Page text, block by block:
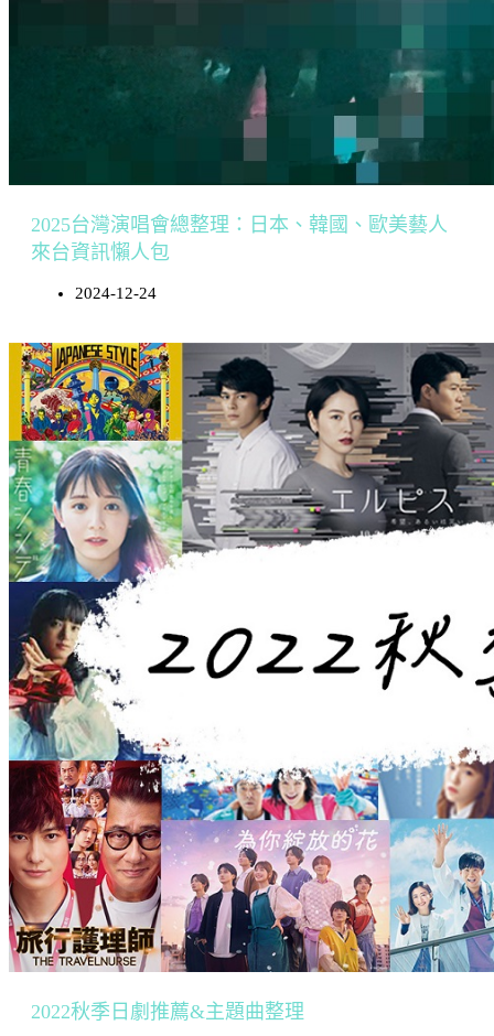
2025台灣演唱會總整理：日本、韓國、歐美藝人
來台資訊懶人包
2024-12-24
2022秋季日劇推薦&主題曲整理